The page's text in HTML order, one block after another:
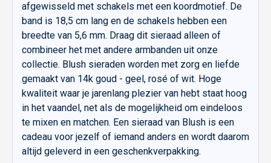
afgewisseld met schakels met een koordmotief. De
band is 18,5 cm lang en de schakels hebben een
breedte van 5,6 mm. Draag dit sieraad alleen of
combineer het met andere armbanden uit onze
collectie. Blush sieraden worden met zorg en liefde
gemaakt van 14k goud - geel, rosé of wit. Hoge
kwaliteit waar je jarenlang plezier van hebt staat hoog
in het vaandel, net als de mogelijkheid om eindeloos
te mixen en matchen. Een sieraad van Blush is een
cadeau voor jezelf of iemand anders en wordt daarom
altijd geleverd in een geschenkverpakking.